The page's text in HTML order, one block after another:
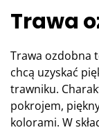
Trawa
Trawa ozdobna
chcą uzyskać
trawniku.
pokrojem,
kolorami. W